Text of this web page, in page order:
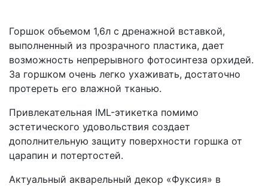
Горшок объемом 1,6л с дренажной вставкой,
выполненный из прозрачного пластика, дает
возможность непрерывного фотосинтеза орхидей.
За горшком очень легко ухаживать, достаточно
протереть его влажной тканью.
Привлекательная IML-этикетка помимо
эстетического удовольствия создает
дополнительную защиту поверхности горшка от
царапин и потертостей.
Актуальный акварельный декор «Фуксия» в